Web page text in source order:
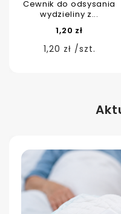
Cewnik do odsysania
wydzieliny z...
1,20 zł
1,20 zł /szt.